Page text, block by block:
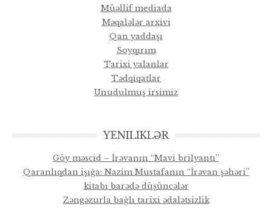
Müəllif mediada
Məqalələr arxivi
Qan yaddaşı
Soyqırım
Tarixi yalanlar
Tədqiqatlar
Unudulmuş irsimiz
YENILIKLƏR
Göy məscid – İrəvanın “Mavi brilyantı”
Qaranlıqdan işığa: Nazim Mustafanın “İrəvan şəhəri”
kitabı barədə düşüncələr
Zəngəzurla bağlı tarixi ədalətsizlik